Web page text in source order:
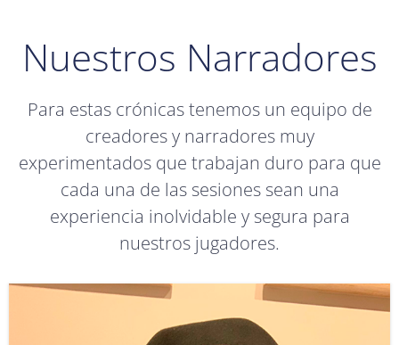
Nuestros Narradores
Para estas crónicas tenemos un equipo de
creadores y narradores muy
experimentados que trabajan duro para que
cada una de las sesiones sean una
experiencia inolvidable y segura para
nuestros jugadores.